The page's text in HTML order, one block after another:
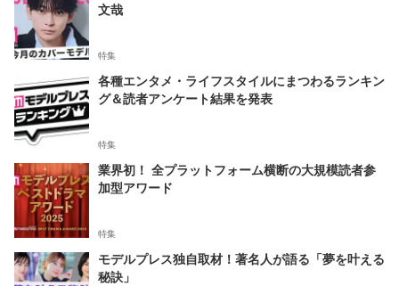
文哉
特集
各種エンタメ・ライフスタイルにまつわるランキン
グ＆読者アンケート結果を発表
特集
業界初！ 全プラットフォーム横断の大規模読者参
加型アワード
特集
モデルプレス独自取材！著名人が語る「夢を叶える
秘訣」